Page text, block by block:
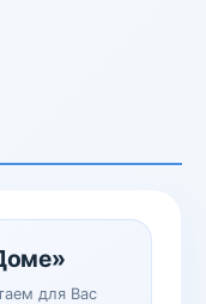
для Вас